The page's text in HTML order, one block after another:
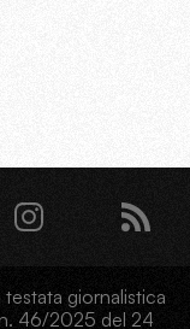
giornalistica
46/2025 del 24